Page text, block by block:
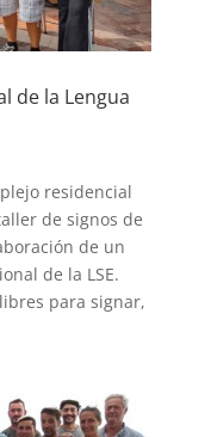
de la Lengua
residencial
de signos de
de un
de la LSE.
para signar,